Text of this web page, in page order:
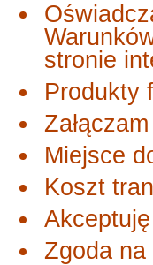
stronie
Produkty
Miejsce
Koszt
Zgoda